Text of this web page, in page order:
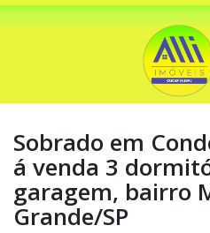
Sobrado em
á venda 3
garagem, bairro
Grande/SP